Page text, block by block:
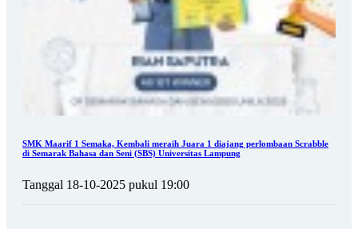
SMK Maarif 1 Semaka, Kembali meraih Juara 1 diajang perlombaan Scrabble
di Semarak Bahasa dan Seni (SBS) Universitas Lampung
Tanggal 18-10-2025 pukul 19:00